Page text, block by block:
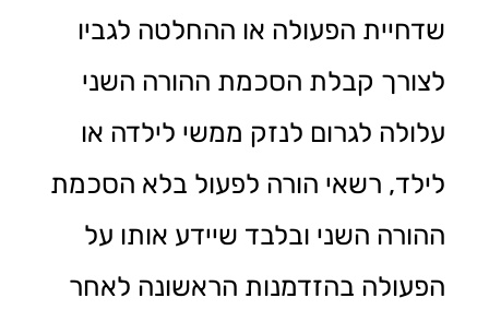
שדחיית הפעולה או ההחלטה לגביו
לצורך קבלת הסכמת ההורה השני
עלולה לגרום לנזק ממשי לילדה או
לילד, רשאי הורה לפעול בלא הסכמת
ההורה השני ובלבד שיידע אותו על
הפעולה בהזדמנות הראשונה לאחר